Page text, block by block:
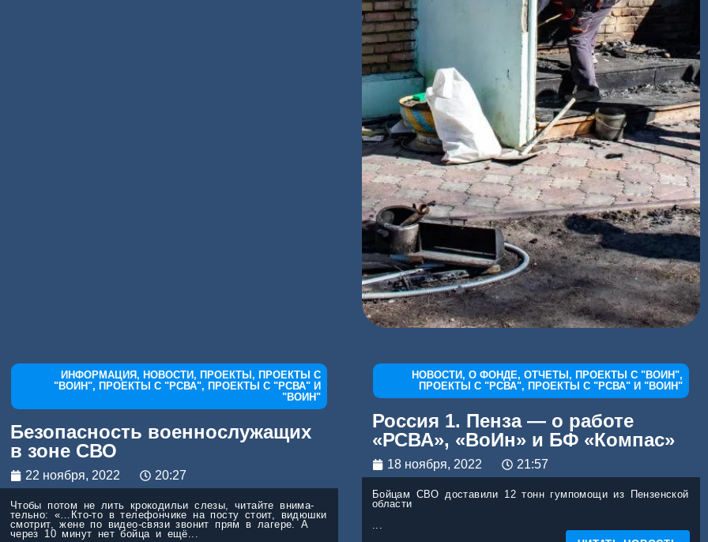
ИНФОРМАЦИЯ, НОВОСТИ, ПРОЕКТЫ, ПРОЕКТЫ С
"ВОИН", ПРОЕКТЫ С "РСВА", ПРОЕКТЫ С "РСВА" И
"ВОИН"
Без­опас­ность воен­но­слу­жа­щих
в зоне СВО
22 ноября, 2022 20:27
Что­бы потом не лить кро­ко­ди­льи сле­зы, читай­те вни­ма­
тель­но: «…Кто-то в теле­фон­чи­ке на посту сто­ит, видюш­ки
смот­рит, жене по видео-свя­­зи зво­нит прям в лаге­ре. А
через 10 минут нет бой­ца и ещё...
НОВОСТИ, О ФОНДЕ, ОТЧЕТЫ, ПРОЕКТЫ С "ВОИН",
ПРОЕКТЫ С "РСВА", ПРОЕКТЫ С "РСВА" И "ВОИН"
Рос­сия 1. Пен­за — о рабо­те
«РСВА», «ВоИн» и БФ «Ком­пас»
18 ноября, 2022 21:57
Бой­цам СВО доста­ви­ли 12 тонн гум­по­мо­щи из Пен­зен­ской
обла­сти